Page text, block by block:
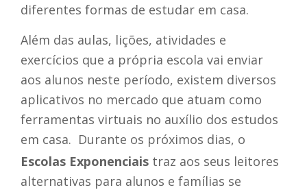
diferentes formas de estudar em casa.
Além das aulas, lições, atividades e
exercícios que a própria escola vai enviar
aos alunos neste período, existem diversos
aplicativos no mercado que atuam como
ferramentas virtuais no auxílio dos estudos
em casa. Durante os próximos dias, o
Escolas Exponenciais traz aos seus leitores
alternativas para alunos e famílias se